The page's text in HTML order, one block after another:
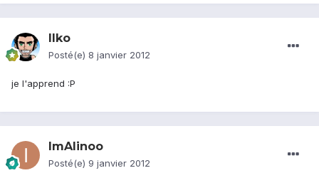
Ilko
Posté(e) 8 janvier 2012
je l'apprend :P
ImAlinoo
Posté(e) 9 janvier 2012